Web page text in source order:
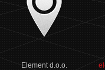
Element d.o.o.